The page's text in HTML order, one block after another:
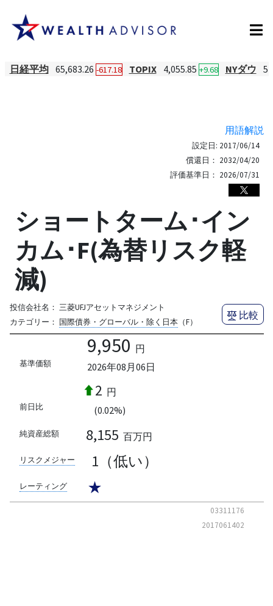
日経平均 65,683.26 -617.18 TOPIX 4,055.85 +9.68 NYダウ
用語解説
設定日: 2017/06/14
償還日： 2032/04/20
評価基準日： 2026/07/31
ショートターム･イン
カム･F(為替リスク軽
減)
投信会社名： 三菱UFJアセットマネジメント
カテゴリー： 国際債券・グローバル・除く日本（F）
比較
基準価額
9,950 円
2026年08月06日
前日比
2 円
(0.02%)
純資産総額 8,155 百万円
リスクメジャー 1（低い）
レーティング ★
03311176
2017061402